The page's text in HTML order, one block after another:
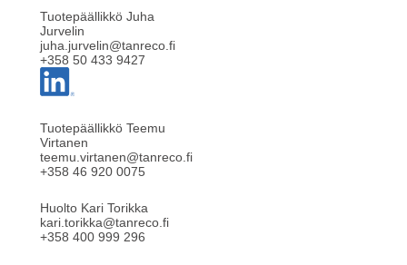
Tuotepäällikkö Juha
Jurvelin
juha.jurvelin@tanreco.fi
+358 50 433 9427
Tuotepäällikkö Teemu
Virtanen
teemu.virtanen@tanreco.fi
+358 46 920 0075
Huolto Kari Torikka
kari.torikka@tanreco.fi
+358 400 999 296